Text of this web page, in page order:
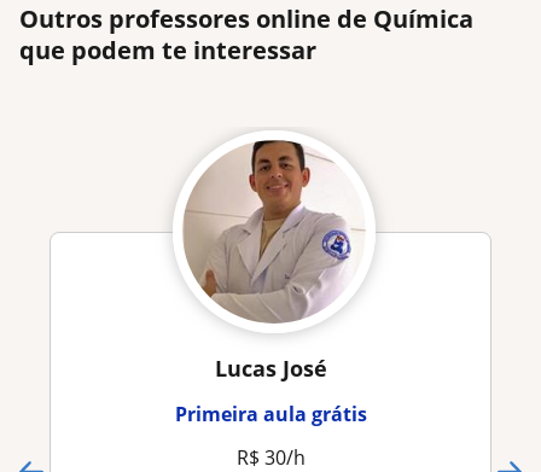
Outros professores online de Química
que podem te interessar
Lucas José
Primeira aula grátis
R$ 30/h